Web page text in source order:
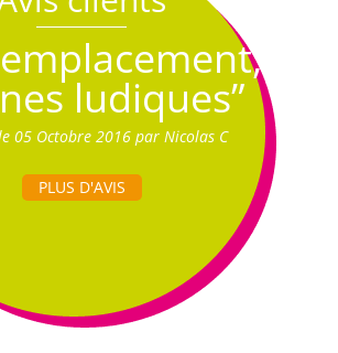
ludiques”
05 Octobre 2016 par Nicolas C
PLUS D'AVIS